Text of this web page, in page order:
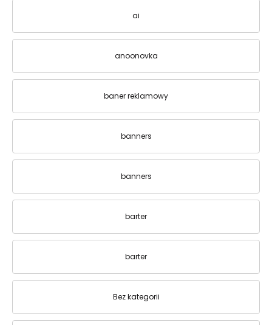
ai
anoonovka
baner reklamowy
banners
banners
barter
barter
Bez kategorii